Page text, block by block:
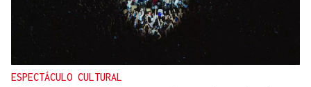
ESPECTÁCULO CULTURAL